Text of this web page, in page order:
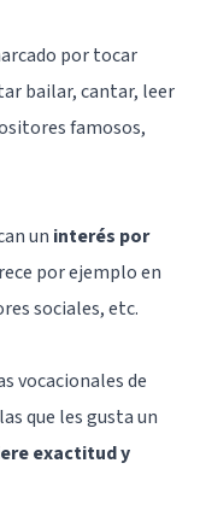
por tocar
bailar, cantar, leer
famosos,
un interés por
por ejemplo en
sociales, etc.
vocacionales de
que les gusta un
exactitud y